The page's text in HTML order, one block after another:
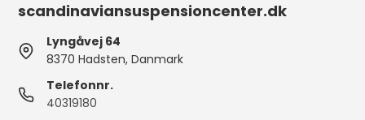
scandinaviansuspensioncenter.dk
Lyngåvej 64
8370 Hadsten, Danmark
Telefonnr.
40319180